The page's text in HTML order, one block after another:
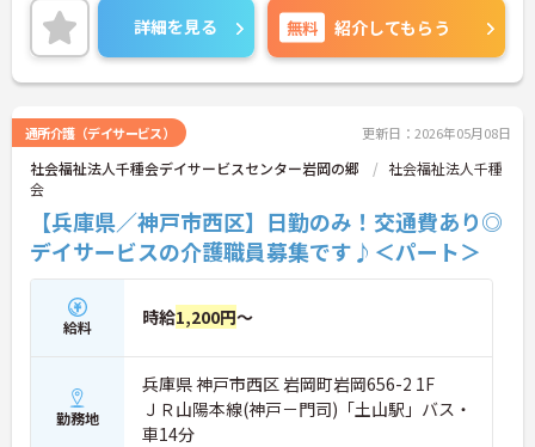
ご興味ある方には、面接対策ポイントなど、さらに
詳細をお話しいたしますのでお気軽にご相談くださ
い。
詳細を見る 無料 紹介してもらう
通所介護（デイサービス） 更新日：2026年05月08日
社会福祉法人千種会デイサービスセンター岩岡の郷
社会福祉法人千種
会
【兵庫県／神戸市西区】日勤のみ！交通費あり◎
デイサービスの介護職員募集です♪＜パート＞
給料 時給1,200円～
勤務地
兵庫県 神戸市西区 岩岡町岩岡656-2 1F
ＪＲ山陽本線(神戸－門司)「土山駅」バス・
車14分